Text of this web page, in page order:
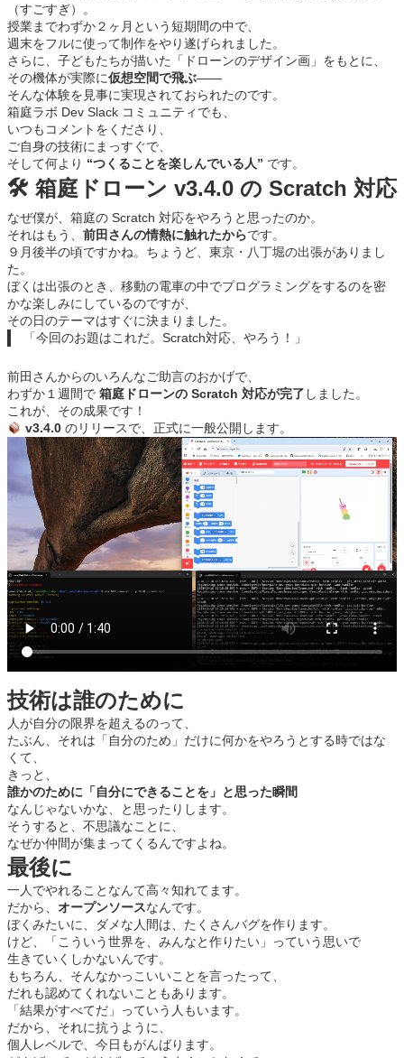
（すごすぎ）。
授業までわずか２ヶ月という短期間の中で、
週末をフルに使って制作をやり遂げられました。
さらに、子どもたちが描いた「ドローンのデザイン画」をもとに、
その機体が実際に仮想空間で飛ぶ――
そんな体験を見事に実現されておられたのです。
箱庭ラボ Dev Slack コミュニティでも、
いつもコメントをくださり、
ご自身の技術にまっすぐで、
そして何より “つくることを楽しんでいる人” です。
🛠 箱庭ドローン v3.4.0 の Scratch 対応
なぜ僕が、箱庭の Scratch 対応をやろうと思ったのか。
それはもう、 前田さんの情熱に触れたからです。
９月後半の頃ですかね。ちょうど、東京・八丁堀の出張がありまし
た。
ぼくは出張のとき、移動の電車の中でプログラミングをするのを密
かな楽しみにしているのですが、
その日のテーマはすぐに決まりました。
「今回のお題はこれだ。Scratch対応、やろう！」
前田さんからのいろんなご助言のおかげで、
わずか１週間で 箱庭ドローンの Scratch 対応が完了 しました。
これが、その成果です！
v3.4.0 のリリースで、正式に一般公開します。
技術は誰のために
人が自分の限界を超えるのって、
たぶん、それは「自分のため」だけに何かをやろうとする時ではな
くて、
きっと、
誰かのために「自分にできることを」と思った瞬間
なんじゃないかな、と思ったりします。
そうすると、不思議なことに、
なぜか仲間が集まってくるんですよね。
最後に
一人でやれることなんて高々知れてます。
だから、 オープンソースなんです。
ぼくみたいに、ダメな人間は、たくさんバグを作ります。
けど、「こういう世界を、みんなと作りたい」っていう思いで
生きていくしかないんです。
もちろん、そんなかっこいいことを言ったって、
だれも認めてくれないこともあります。
「結果がすべてだ」っていう人もいます。
だから、それに抗うように、
個人レベルで、今日もがんばります。